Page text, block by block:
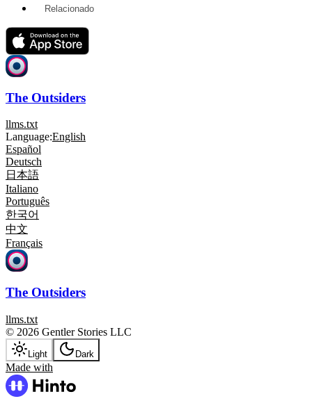
Relacionado
The Outsiders
llms.txt
Language:English
Español
Deutsch
日本語
Italiano
Português
한국어
中文
Français
The Outsiders
llms.txt
© 2026 Gentler Stories LLC
Light Dark
Made with